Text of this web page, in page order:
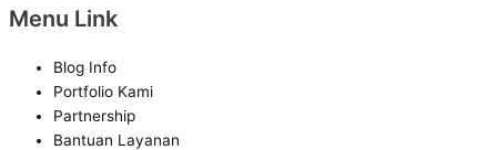
Menu Link
Blog Info
Portfolio Kami
Partnership
Bantuan Layanan